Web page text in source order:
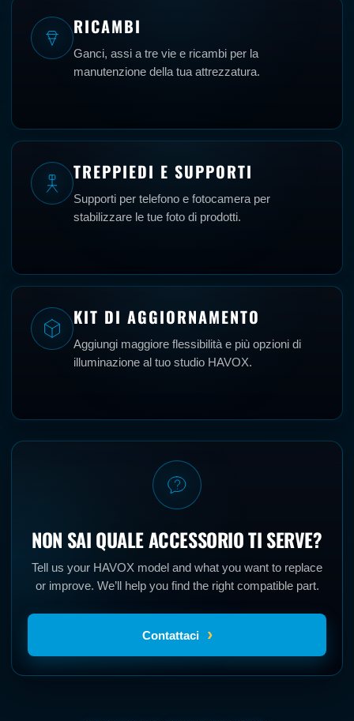
RICAMBI
Ganci, assi a tre vie e ricambi per la
manutenzione della tua attrezzatura.
TREPPIEDI E SUPPORTI
Supporti per telefono e fotocamera per
stabilizzare le tue foto di prodotti.
KIT DI AGGIORNAMENTO
Aggiungi maggiore flessibilità e più opzioni di
illuminazione al tuo studio HAVOX.
NON SAI QUALE ACCESSORIO TI SERVE?
Tell us your HAVOX model and what you want to replace
or improve. We’ll help you find the right compatible part.
Contattaci ›